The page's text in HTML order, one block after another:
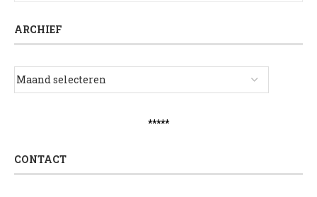
ARCHIEF
*****
CONTACT